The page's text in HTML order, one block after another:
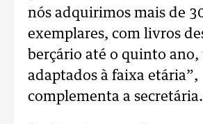
nós adquirimos mais de
exemplares, com livros
berçário até o quinto ano,
adaptados à faixa etária”,
complementa a secretária.